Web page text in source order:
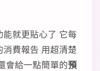
能就更貼心了 它每
消費報告 用超清楚
會給一點簡單的預